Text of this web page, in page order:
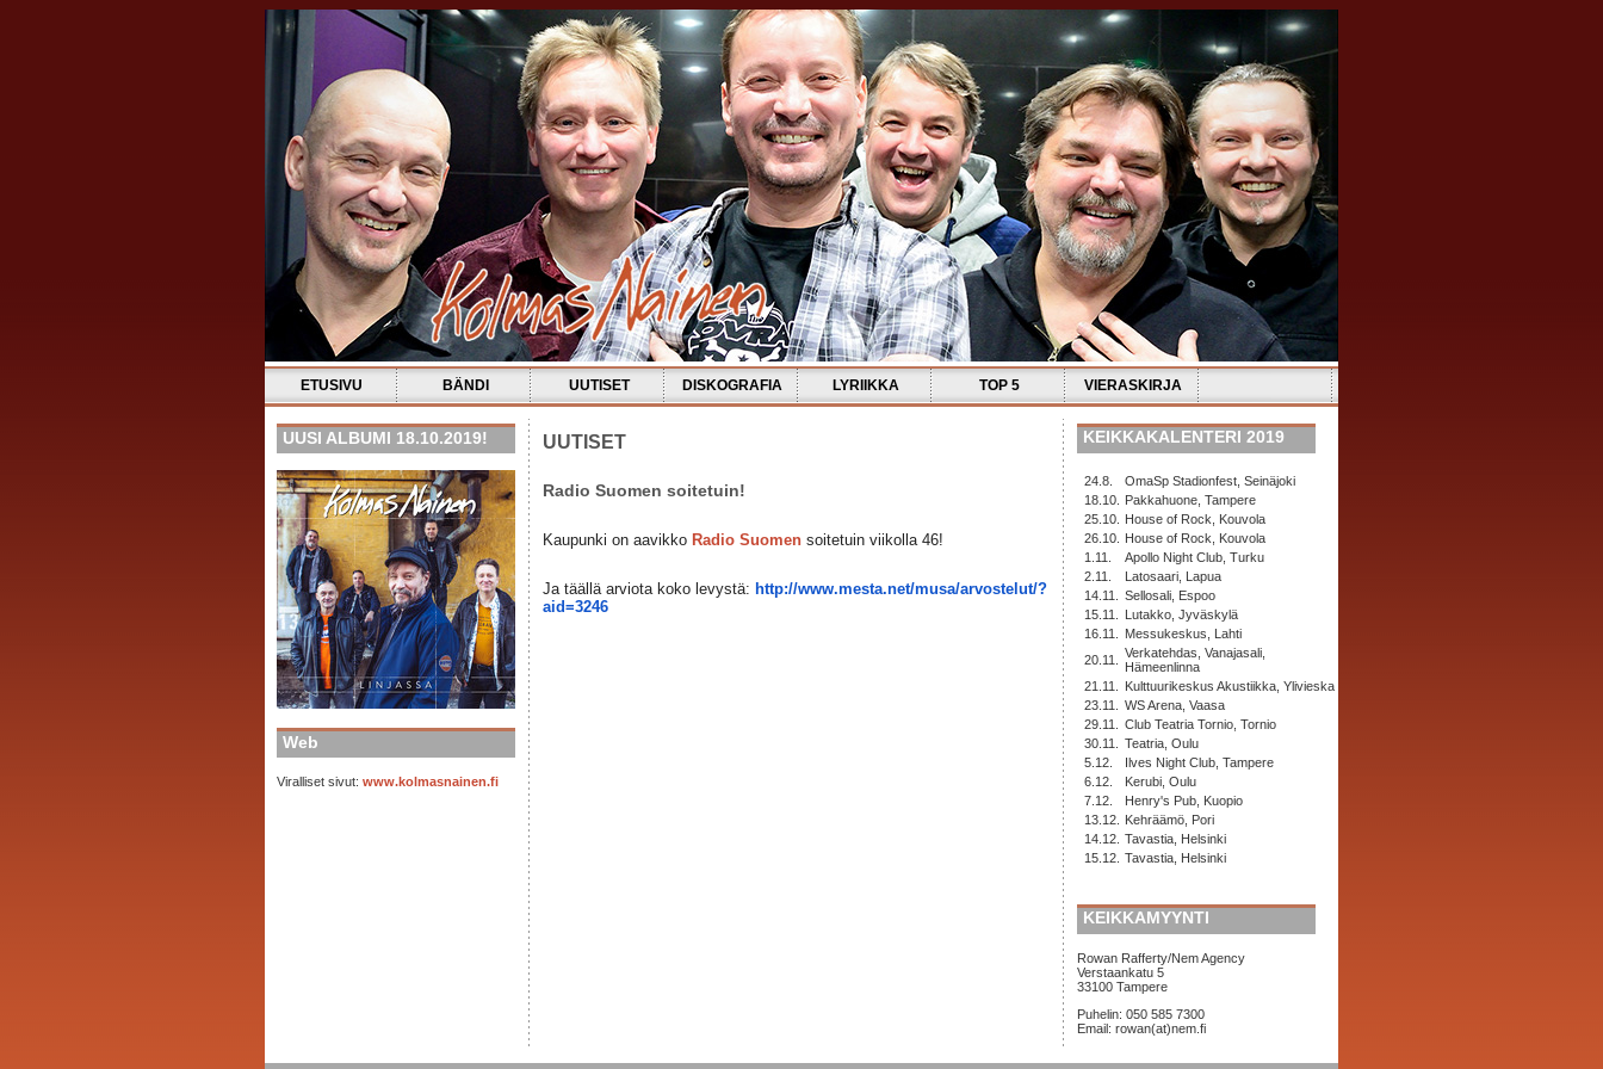
ETUSIVU BÄNDI UUTISET DISKOGRAFIA LYRIIKKA TOP 5 VIERASKIRJA
UUSI ALBUMI 18.10.2019!
Web
Viralliset sivut: www.kolmasnainen.fi
UUTISET
Radio Suomen soitetuin!
Kaupunki on aavikko Radio Suomen soitetuin viikolla 46!
Ja täällä arviota koko levystä: http://www.mesta.net/musa/arvostelut/?
aid=3246
KEIKKAKALENTERI 2019
24.8.
OmaSp Stadionfest, Seinäjoki
18.10.
Pakkahuone, Tampere
25.10.
House of Rock, Kouvola
26.10.
House of Rock, Kouvola
1.11.
Apollo Night Club, Turku
2.11.
Latosaari, Lapua
14.11.
Sellosali, Espoo
15.11.
Lutakko, Jyväskylä
16.11.
Messukeskus, Lahti
20.11.
Verkatehdas, Vanajasali,
Hämeenlinna
21.11.
Kulttuurikeskus Akustiikka, Ylivieska
23.11.
WS Arena, Vaasa
29.11.
Club Teatria Tornio, Tornio
30.11.
Teatria, Oulu
5.12.
Ilves Night Club, Tampere
6.12.
Kerubi, Oulu
7.12.
Henry's Pub, Kuopio
13.12.
Kehräämö, Pori
14.12. Tavastia, Helsinki
15.12. Tavastia, Helsinki
KEIKKAMYYNTI
Rowan Rafferty/Nem Agency
Verstaankatu 5
33100 Tampere
Puhelin: 050 585 7300
Email: rowan(at)nem.fi